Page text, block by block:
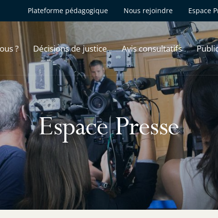
Plateforme pédagogique Nous rejoindre Espace
? Décisions de justice Avis consultatifs
Espace Presse